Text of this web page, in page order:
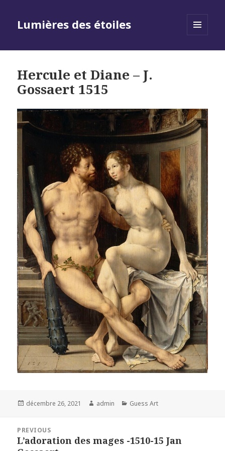
Lumières des étoiles
Hercule et Diane – J.
Gossaert 1515
Posted
décembre 26, 2021 Author
admin Categories
Guess Art
l’article
PREVIOUS
Previous
L’adoration des mages -1510-15 Jan